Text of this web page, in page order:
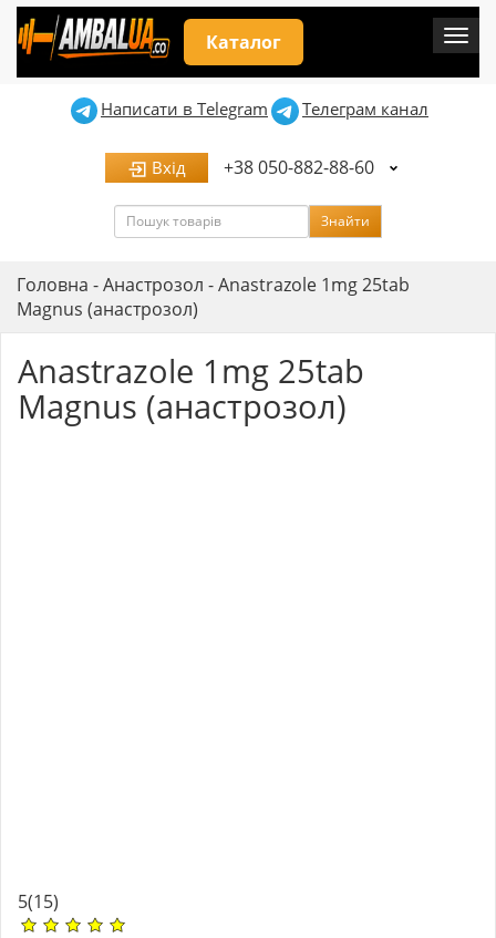
Каталог
Написати в Telegram Телеграм канал
Вхід +38 050-882-88-60
Пошук Знайти
Головна -Анастрозол -Anastrazole 1mg 25tab
Magnus (анастрозол)
Anastrazole 1mg 25tab
Magnus (анастрозол)
5(15)